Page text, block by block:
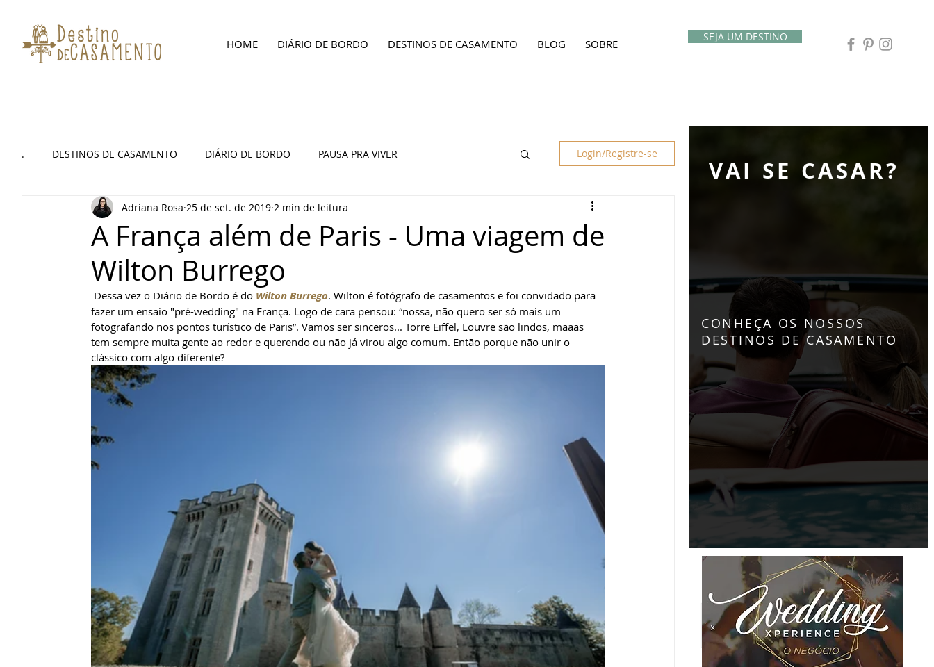
HOME DIÁRIO DE BORDO DESTINOS DE CASAMENTO BLOG SOBRE
SEJA UM DESTINO
. DESTINOS DE CASAMENTO DIÁRIO DE BORDO PAUSA PRA VIVER
HOTÉIS INUSITADOS ENSAIO FOTOGRÁFICO
Login/Registre-se
A França além de Paris - Uma viagem de
Wilton Burrego
Adriana Rosa 25 de set. de 2019 2 min de leitura
Dessa vez o Diário de Bordo é do Wilton Burrego. Wilton é fotógrafo de casamentos e foi convidado para
fazer um ensaio "pré-wedding" na França. Logo de cara pensou: “nossa, não quero ser só mais um
fotografando nos pontos turístico de Paris”. Vamos ser sinceros... Torre Eiffel, Louvre são lindos, maaas
tem sempre muita gente ao redor e querendo ou não já virou algo comum. Então porque não unir o
clássico com algo diferente?
VAI SE CASAR?
CONHEÇA OS NOSSOS
DESTINOS DE CASAMENTO